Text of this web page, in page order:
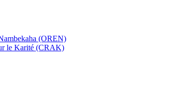
(OREN)
le Karité (CRAK)